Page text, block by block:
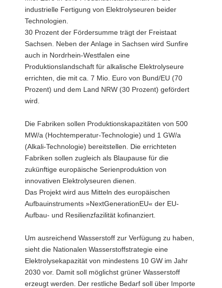
industrielle Fertigung von Elektrolyseuren beider
Technologien.
30 Prozent der Fördersumme trägt der Freistaat
Sachsen. Neben der Anlage in Sachsen wird Sunfire
auch in Nordrhein-Westfalen eine
Produktionslandschaft für alkalische Elektrolyseure
errichten, die mit ca. 7 Mio. Euro von Bund/EU (70
Prozent) und dem Land NRW (30 Prozent) gefördert
wird.
Die Fabriken sollen Produktionskapazitäten von 500
MW/a (Hochtemperatur-Technologie) und 1 GW/a
(Alkali-Technologie) bereitstellen. Die errichteten
Fabriken sollen zugleich als Blaupause für die
zukünftige europäische Serienproduktion von
innovativen Elektrolyseuren dienen.
Das Projekt wird aus Mitteln des europäischen
Aufbauinstruments »NextGenerationEU« der EU-
Aufbau- und Resilienzfazilität kofinanziert.
Um ausreichend Wasserstoff zur Verfügung zu haben,
sieht die Nationalen Wasserstoffstrategie eine
Elektrolysekapazität von mindestens 10 GW im Jahr
2030 vor. Damit soll möglichst grüner Wasserstoff
erzeugt werden. Der restliche Bedarf soll über Importe